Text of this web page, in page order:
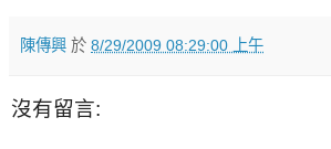
陳傳興 於 8/29/2009 08:29:00 上午
沒有留言: